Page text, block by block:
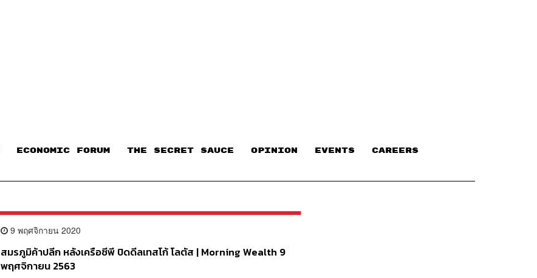
ECONOMIC FORUM THE SECRET SAUCE​ OPINION EVENTS CAREERS
9 พฤศจิกายน 2020
สมรภูมิค้าปลีก หลังเครือซีพี ปิดดีลเทสโก้ โลตัส | Morning Wealth 9
พฤศจิกายน 2563